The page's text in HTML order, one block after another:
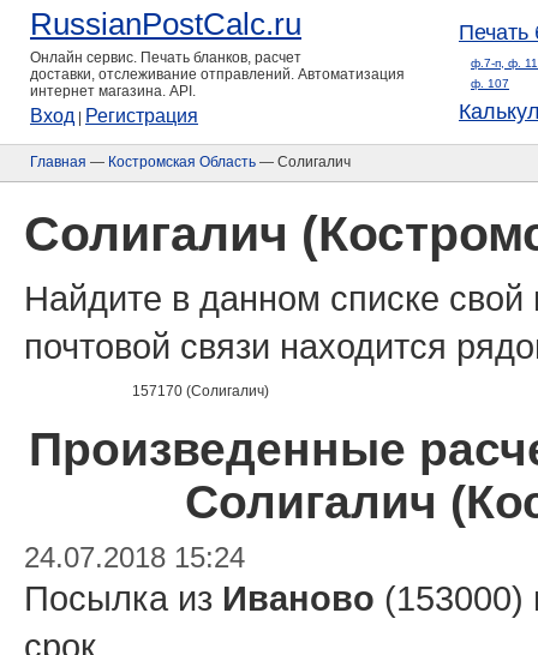
RussianPostCalc.ru
Онлайн сервис. Печать бланков, расчет
доставки, отслеживание отправлений. Автоматизация
интернет магазина. API.
Вход Регистрация
Печать
ф.7-п, ф.
ф. 107
Главная — Костромская Область — Солигалич
Солигалич
Найдите в данном списке
почтовой связи находится
157170 (Солигалич)
Произведенные
Солигалич
24.07.2018 15:24
Посылка из Иваново
срок